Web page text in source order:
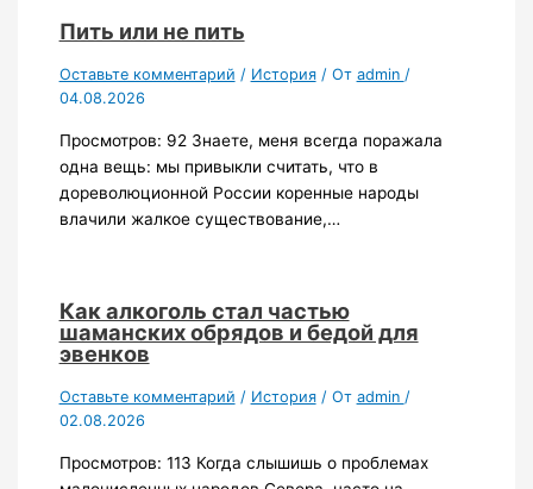
Пить или не пить
Оставьте комментарий / История/ От admin /
04.08.2026
Просмотров: 92 Знаете, меня всегда поражала
одна вещь: мы привыкли считать, что в
дореволюционной России коренные народы
влачили жалкое существование,…
Как алкоголь стал частью
шаманских обрядов и бедой для
эвенков
Оставьте комментарий / История/ От admin /
02.08.2026
Просмотров: 113 Когда слышишь о проблемах